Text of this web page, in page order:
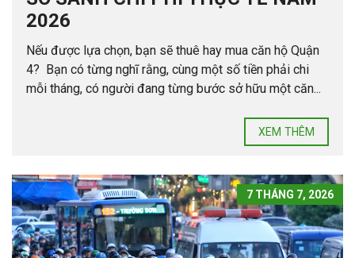
2026
Nếu được lựa chọn, bạn sẽ thuê hay mua căn hộ Quận
4? Bạn có từng nghĩ rằng, cùng một số tiền phải chi
mỗi tháng, có người đang từng bước sở hữu một căn...
XEM THÊM
7 THÁNG 7, 2026